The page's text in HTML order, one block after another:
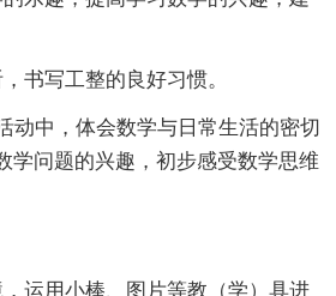
书写工整的良好习惯。
动中，体会数学与日常生活的密切
学问题的兴趣，初步感受数学思维
运用小棒、图片等教（学）具进